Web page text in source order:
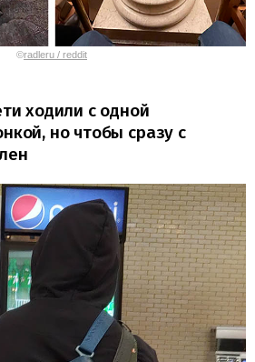
©radleru / reddit
ходили с одной
но чтобы сразу с